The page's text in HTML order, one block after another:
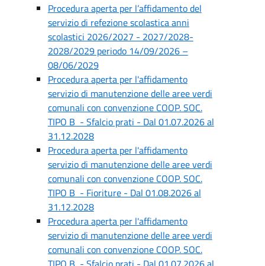
Procedura aperta per l’affidamento del
servizio di refezione scolastica anni
scolastici 2026/2027 - 2027/2028-
2028/2029 periodo 14/09/2026 –
08/06/2029
Procedura aperta per l'affidamento
servizio di manutenzione delle aree verdi
comunali con convenzione COOP. SOC.
TIPO B - Sfalcio prati - Dal 01.07.2026 al
31.12.2028
Procedura aperta per l'affidamento
servizio di manutenzione delle aree verdi
comunali con convenzione COOP. SOC.
TIPO B - Fioriture - Dal 01.08.2026 al
31.12.2028
Procedura aperta per l'affidamento
servizio di manutenzione delle aree verdi
comunali con convenzione COOP. SOC.